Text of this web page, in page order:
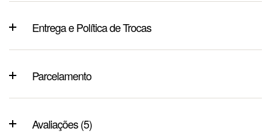
Entrega e Política de Trocas
Parcelamento
Avaliações (5)